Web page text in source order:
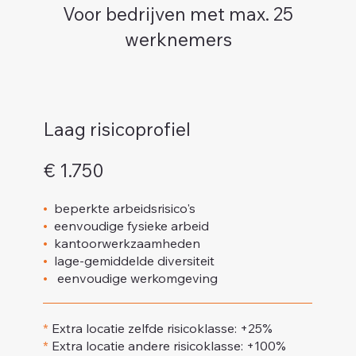
Voor bedrijven met max. 25
werknemers
Laag risicoprofiel
€ 1.750
• beperkte arbeidsrisico's
• eenvoudige fysieke arbeid
• kantoorwerkzaamheden
• lage-gemiddelde diversiteit
• eenvoudige werkomgeving
* Extra locatie zelfde risicoklasse: +25%
* Extra locatie andere risicoklasse: +100%